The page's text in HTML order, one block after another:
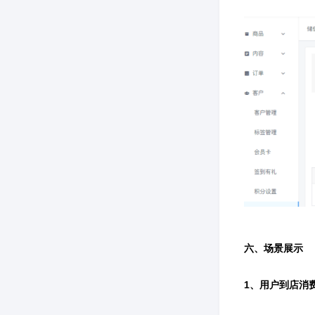
六、场景展示
1、用户到店消